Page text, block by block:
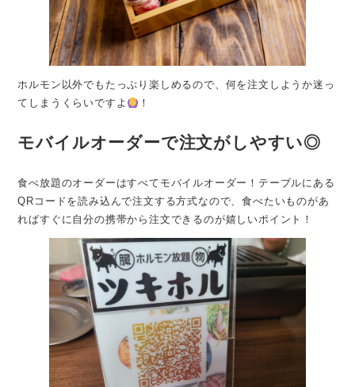
ホルモン以外でもたっぷり楽しめるので、何を注文しようか迷っ
てしまうくらいですよ
！
モバイルオーダーで注文がしやすい◎
食べ放題のオーダーはすべてモバイルオーダー！テーブルにある
QRコードを読み込んで注文する方式なので、食べたいものがあ
ればすぐに自分の携帯から注文できるのが嬉しいポイント！